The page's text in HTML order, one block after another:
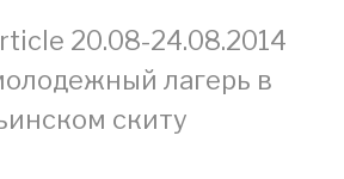
20.08-24.08.2014
лагерь в
скиту